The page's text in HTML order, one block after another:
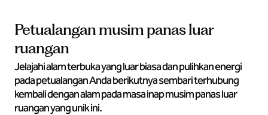
Petualangan musim panas luar
ruangan
Jelajahi alam terbuka yang luar biasa dan pulihkan energi
pada petualangan Anda berikutnya sembari terhubung
kembali dengan alam pada masa inap musim panas luar
ruangan yang unik ini.